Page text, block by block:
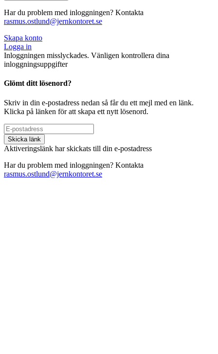
Har du problem med inloggningen? Kontakta
rasmus.ostlund@jernkontoret.se
Skapa konto
Logga in
Inloggningen misslyckades. Vänligen kontrollera dina
inloggningsuppgifter
Glömt ditt lösenord?
Skriv in din e-postadress nedan så får du ett mejl med en länk.
Klicka på länken för att skapa ett nytt lösenord.
Skicka länk
Aktiveringslänk har skickats till din e-postadress
Har du problem med inloggningen? Kontakta
rasmus.ostlund@jernkontoret.se